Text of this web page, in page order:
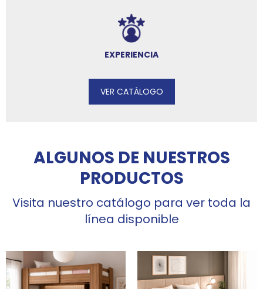
EXPERIENCIA
VER CATÁLOGO
ALGUNOS DE NUESTROS
PRODUCTOS
Visita nuestro catálogo para ver toda la
línea disponible